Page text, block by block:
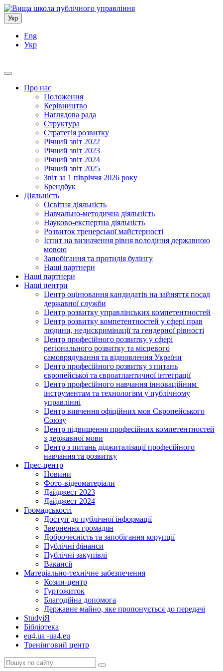
Укр
Eng
Укр
Про нас
Положення
Керівництво
Наглядова рада
Структура
Стратегія розвитку
Річний звіт 2022
Річний звіт 2023
Річний звіт 2024
Річний звіт 2025
Звіт за 1 півріччя 2026 року
Брендбук
Діяльність
Освітня діяльність
Навчально-методична діяльність
Науково-експертна діяльність
Розвиток тренерської майстерності
Іспит на визначення рівня володіння державною
мовою
Запобігання та протидія булінгу
Наші партнери
Наші партнери
Наші центри
Центр оцінювання кандидатів на зайняття посад
державної служби
Центр розвитку управлінських компетентностей
Центр розвитку компетентностей у сфері прав
людини, недискримінації та гендерної рівності
Центр професійного розвитку у сфері
регіонального розвитку та місцевого
самоврядування та відновлення України
Центр професійного розвитку з питань
європейської та євроатлантичної інтеграції
Центр професійного навчання інноваційним
інструментам та технологіям у публічному
управлінні
Центр вивчення офіційних мов Європейського
Союзу
Центр підвищення професійних компетентностей
з державної мови
Центр з питань діджиталізації професійного
навчання та розвитку
Прес-центр
Новини
Фото-відеоматеріали
Дайджест 2023
Дайджест 2024
Громадськості
Доступ до публічної інформації
Звернення громадян
Доброчесність та запобігання корупції
Публічні фінанси
Публічні закупівлі
Вакансії
Матеріально-технічне забезпечення
Козин-центр
Гуртожиток
Благодійна допомога
Державне майно, яке пропонується до передачі
StudyіЯ
Бібліотека
eu4.ua -ua4.eu
Тренінговий центр